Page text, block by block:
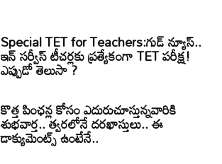
Special TET for Teachers:గుడ్ న్యూస్..
ఇన్ సర్వీస్ టీచర్లకు ప్రత్యేకంగా TET పరీక్ష!
ఎప్పుడో తెలుసా ?
కొత్త పింఛన్ల కోసం ఎదురుచూస్తున్నవారికి
శుభవార్త.. త్వరలోనే దరఖాస్తులు.. ఈ
డాక్యుమెంట్స్ ఉంటేనే..